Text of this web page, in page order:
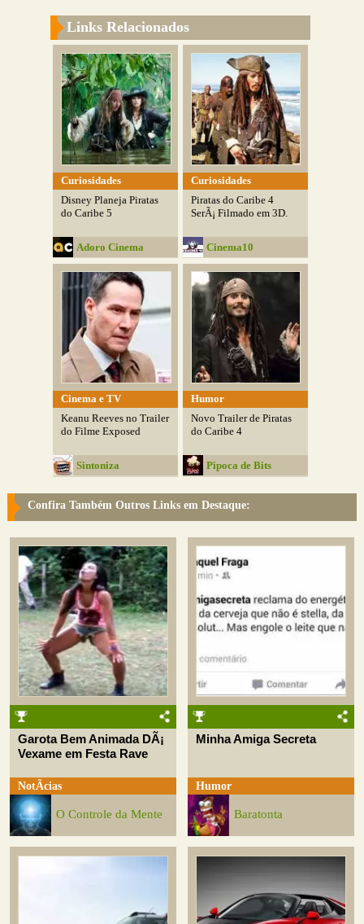
Links Relacionados
Curiosidades
Disney Planeja Piratas
do Caribe 5
Adoro Cinema
Curiosidades
Piratas do Caribe 4
SerÃ¡ Filmado em 3D.
Cinema10
Cinema e TV
Keanu Reeves no Trailer
do Filme Exposed
Sintoniza
Humor
Novo Trailer de Piratas
do Caribe 4
Pipoca de Bits
Confira Também Outros Links em Destaque:
Garota Bem Animada DÃ¡
Vexame em Festa Rave
NotÃ­cias
O Controle da Mente
Minha Amiga Secreta
Humor
Baratonta